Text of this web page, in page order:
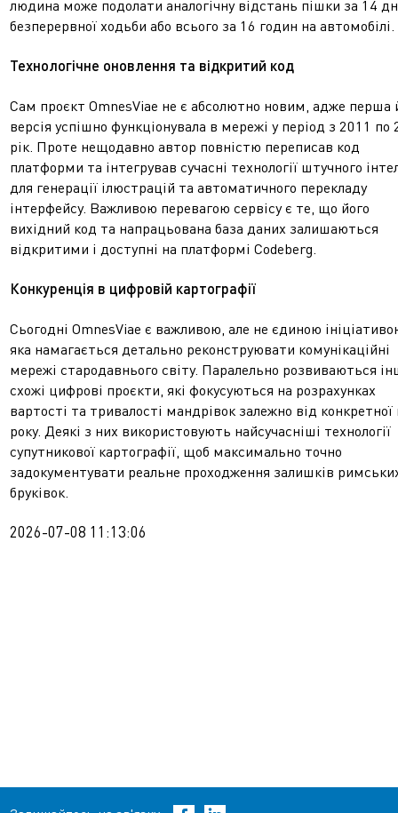
людина може подолати аналогічну відстань пішки за 14
безперервної ходьби або всього за 16 годин на автомобілі.
Технологічне оновлення та відкритий код
Сам проєкт OmnesViae не є абсолютно новим, адже перша
версія успішно функціонувала в мережі у період з 2011 по
рік. Проте нещодавно автор повністю переписав код
платформи та інтегрував сучасні технології штучного
для генерації ілюстрацій та автоматичного перекладу
інтерфейсу. Важливою перевагою сервісу є те, що його
вихідний код та напрацьована база даних залишаються
відкритими і доступні на платформі Codeberg.
Конкуренція в цифровій картографії
Сьогодні OmnesViae є важливою, але не єдиною
яка намагається детально реконструювати комунікаційні
мережі стародавнього світу. Паралельно розвиваються
схожі цифрові проєкти, які фокусуються на розрахунках
вартості та тривалості мандрівок залежно від конкретної
року. Деякі з них використовують найсучасніші технології
супутникової картографії, щоб максимально точно
задокументувати реальне проходження залишків
бруківок.
2026-07-08 11:13:06